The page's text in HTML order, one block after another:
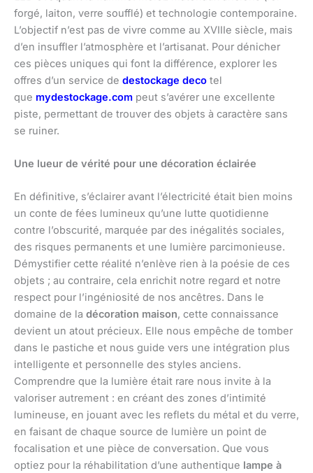
forgé, laiton, verre soufflé) et technologie contemporaine.
L’objectif n’est pas de vivre comme au XVIIIe siècle, mais
d’en insuffler l’atmosphère et l’artisanat. Pour dénicher
ces pièces uniques qui font la différence, explorer les
offres d’un service de destockage deco tel
que mydestockage.com peut s’avérer une excellente
piste, permettant de trouver des objets à caractère sans
se ruiner.
Une lueur de vérité pour une décoration éclairée
En définitive, s’éclairer avant l’électricité était bien moins
un conte de fées lumineux qu’une lutte quotidienne
contre l’obscurité, marquée par des inégalités sociales,
des risques permanents et une lumière parcimonieuse.
Démystifier cette réalité n’enlève rien à la poésie de ces
objets ; au contraire, cela enrichit notre regard et notre
respect pour l’ingéniosité de nos ancêtres. Dans le
domaine de la décoration maison, cette connaissance
devient un atout précieux. Elle nous empêche de tomber
dans le pastiche et nous guide vers une intégration plus
intelligente et personnelle des styles anciens.
Comprendre que la lumière était rare nous invite à la
valoriser autrement : en créant des zones d’intimité
lumineuse, en jouant avec les reflets du métal et du verre,
en faisant de chaque source de lumière un point de
focalisation et une pièce de conversation. Que vous
optiez pour la réhabilitation d’une authentique lampe à